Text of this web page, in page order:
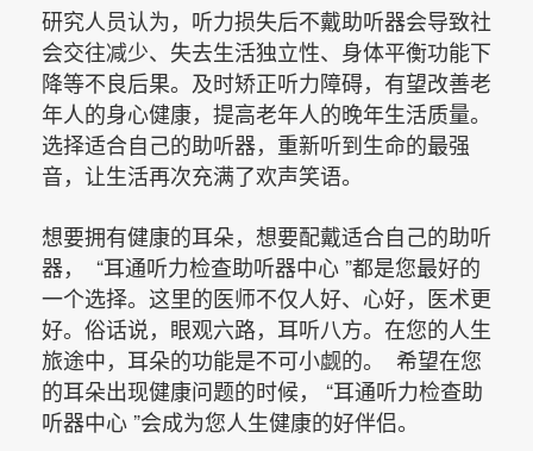
研究人员认为，听力损失后不戴助听器会导致社
会交往减少、失去生活独立性、身体平衡功能下
降等不良后果。及时矫正听力障碍，有望改善老
年人的身心健康，提高老年人的晚年生活质量。
选择适合自己的助听器，重新听到生命的最强
音，让生活再次充满了欢声笑语。
想要拥有健康的耳朵，想要配戴适合自己的助听
器， “耳通听力检查助听器中心 ”都是您最好的
一个选择。这里的医师不仅人好、心好，医术更
好。俗话说，眼观六路，耳听八方。在您的人生
旅途中，耳朵的功能是不可小觑的。 希望在您
的耳朵出现健康问题的时候， “耳通听力检查助
听器中心 ”会成为您人生健康的好伴侣。